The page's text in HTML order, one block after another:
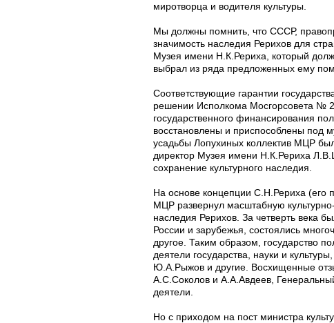
миротворца и водителя культуры.
Мы должны помнить, что СССР,
значимость наследия Рерихов для
Музея имени Н.К.Рериха, который
выбрал из ряда предложенных ему
Соответствующие гарантии
решении Исполкома Мосгорсовета №
государственного финансирования
восстановлены и приспособлены под
усадьбы Лопухиных коллектив МЦР
директор Музея имени Н.К.Рериха
сохранение культурного наследия.
На основе концепции С.Н.Рериха (его
МЦР развернул масштабную
наследия Рерихов. За четверть века
России и зарубежья, состоялись
другое. Таким образом, государство
деятели государства, науки и
Ю.А.Рыжов и другие. Восхищенные
А.С.Соколов и А.А.Авдеев,
деятели.
Но с приходом на пост министра